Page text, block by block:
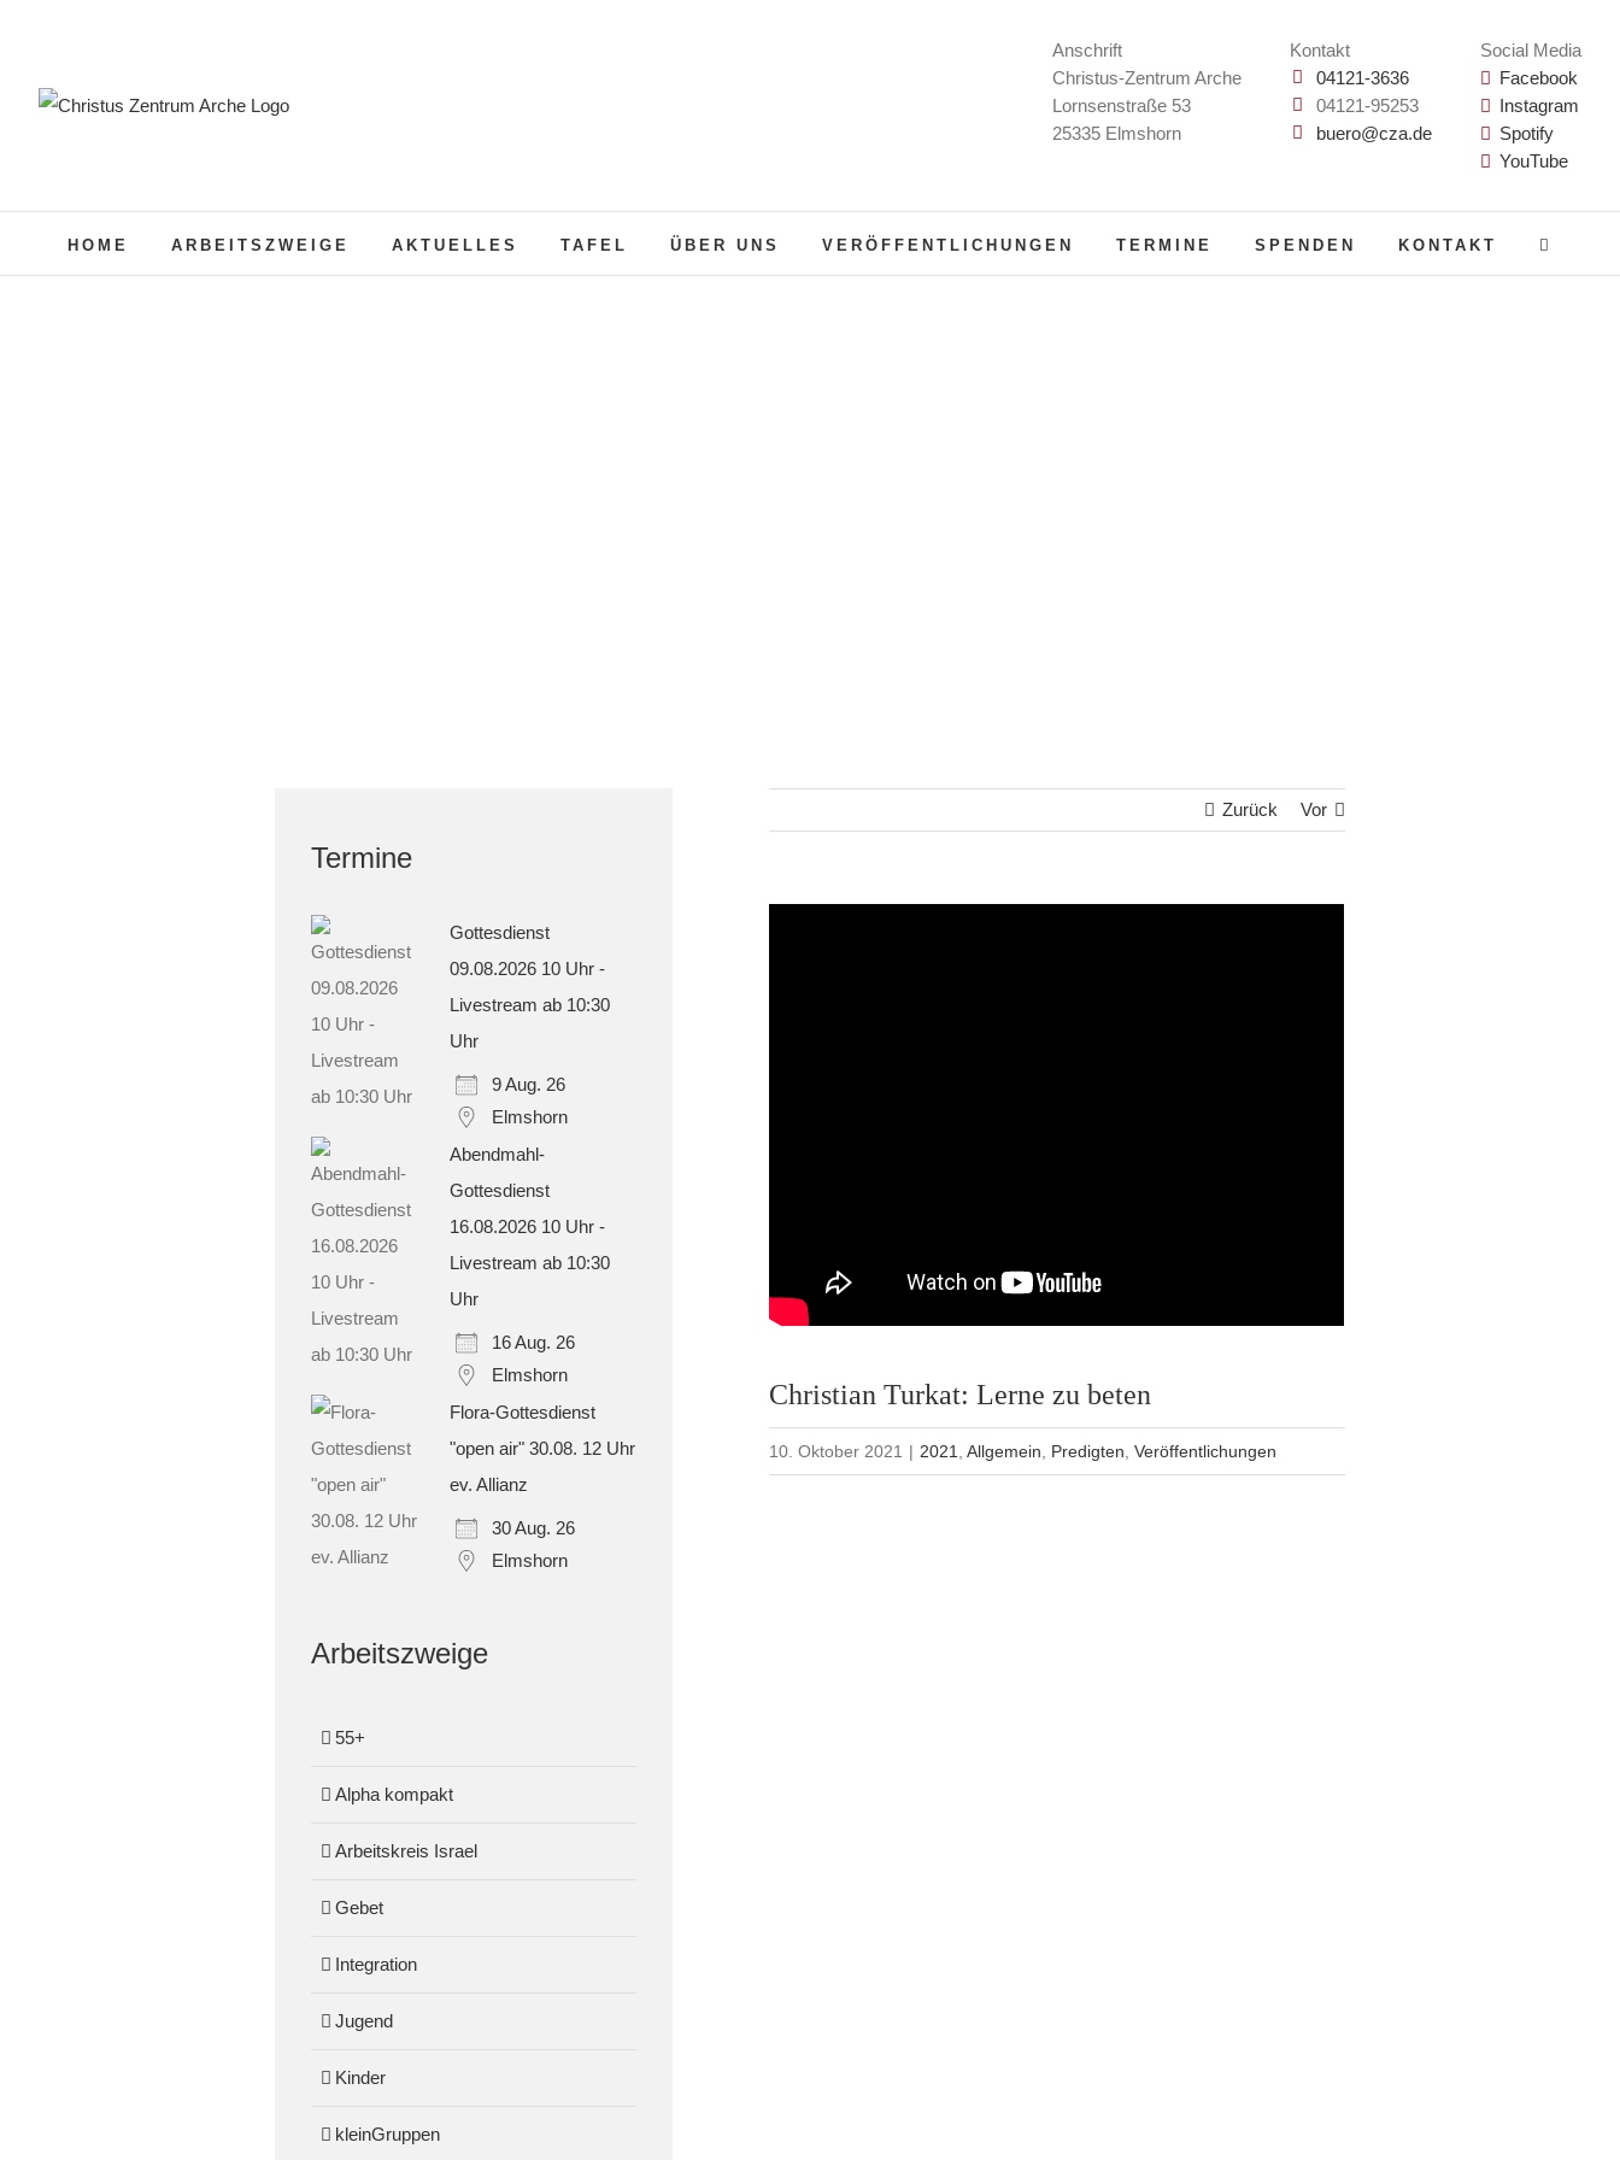
springen
Anschrift
Christus-Zentrum Arche
Lornsenstraße 53
25335 Elmshorn
Kontakt
04121-3636
04121-95253
buero@cza.de
Social Media
Facebook
Instagram
Spotify
YouTube
HOME ARBEITSZWEIGE AKTUELLES TAFEL ÜBER UNS VERÖFFENTLICHUNGEN TERMINE SPENDEN KONTAKT
Zurück Vor
Christian Turkat: Lerne zu beten
10. Oktober 2021 | 2021 ,Allgemein Predigten ,Veröffentlichungen
Termine
Gottesdienst
09.08.2026 10 Uhr -
Livestream ab 10:30
Uhr
9 Aug. 26
Elmshorn
Abendmahl-
Gottesdienst
16.08.2026 10 Uhr -
Livestream ab 10:30
Uhr
16 Aug. 26
Elmshorn
Flora-Gottesdienst
"open air" 30.08. 12 Uhr
ev. Allianz
30 Aug. 26
Elmshorn
Arbeitszweige
55+
Alpha kompakt
Arbeitskreis Israel
Gebet
Integration
Jugend
Kinder
kleinGruppen